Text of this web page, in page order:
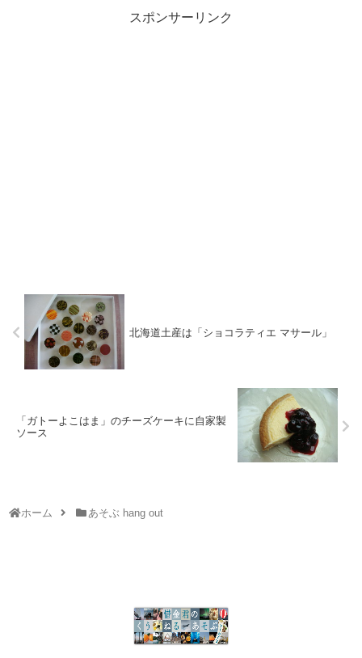
スポンサーリンク
北海道土産は「ショコラティエ マサール」
「ガトーよこはま」のチーズケーキに自家製
ソース
ホーム あそぶ hang out